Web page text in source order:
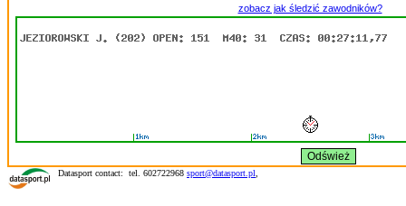
zobacz jak śledzić zawodników?
Datasport contact: tel. 602722968 sport@datasport.pl